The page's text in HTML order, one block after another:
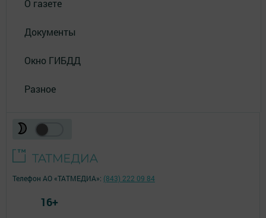
О газете
Документы
Окно ГИБДД
Разное
Телефон АО «ТАТМЕДИА»: (843) 222 09 84
16+